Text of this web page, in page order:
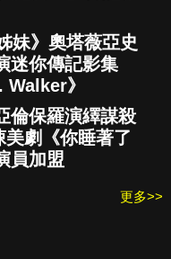
妹》奧塔薇亞史
迷你傳記影集
Walker》
倫保羅演繹謀殺
劇《你睡著了
員加盟
更多>>